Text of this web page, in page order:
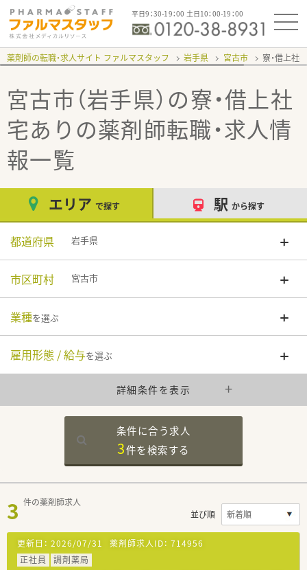
平日9：30-19：00 土日10：00-19：00
薬剤師の転職・求人サイト ファルマスタッフ 岩手県 宮古市 寮・借上社
宮古市（岩手県）の寮・借上社
宅あり の薬剤師転職・求人情
報一覧
エリア で探す 駅 から探す
都道府県 岩手県
市区町村 宮古市
業種を選ぶ
雇用形態 / 給与を選ぶ
詳細条件を表示
条件に合う求人
3件を検索する
3 件の薬剤師求人
並び順
更新日： 2026/07/31 薬剤師求人ID： 714956
正社員
調剤薬局